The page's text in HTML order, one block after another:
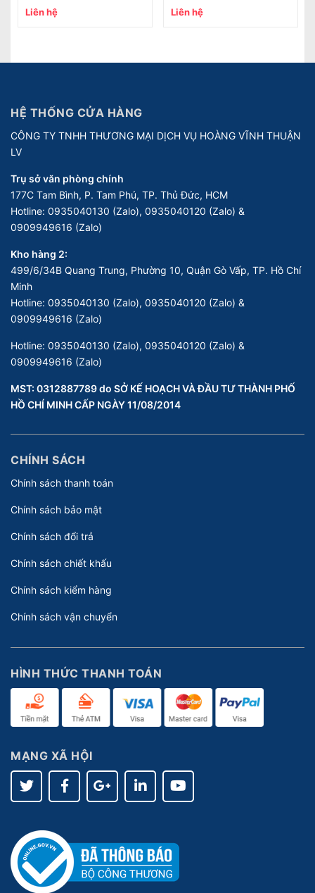
Liên hệ
Liên hệ
HỆ THỐNG CỬA HÀNG
CÔNG TY TNHH THƯƠNG MẠI DỊCH VỤ HOÀNG VĨNH THUẬN
LV
Trụ sở văn phòng chính
177C Tam Bình, P. Tam Phú, TP. Thủ Đức, HCM
Hotline: 0935040130 (Zalo), 0935040120 (Zalo) &
0909949616 (Zalo)
Kho hàng 2:
499/6/34B Quang Trung, Phường 10, Quận Gò Vấp, TP. Hồ Chí
Minh
Hotline: 0935040130 (Zalo), 0935040120 (Zalo) &
0909949616 (Zalo)
Hotline: 0935040130 (Zalo), 0935040120 (Zalo) &
0909949616 (Zalo)
MST: 0312887789 do SỞ KẾ HOẠCH VÀ ĐẦU TƯ THÀNH PHỐ
HỒ CHÍ MINH CẤP NGÀY 11/08/2014
CHÍNH SÁCH
Chính sách thanh toán
Chính sách bảo mật
Chính sách đổi trả
Chính sách chiết khấu
Chính sách kiểm hàng
Chính sách vận chuyển
HÌNH THỨC THANH TOÁN
MẠNG XÃ HỘI